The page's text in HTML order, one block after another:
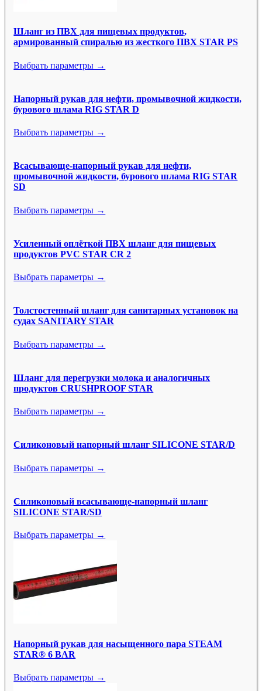
Шланг из ПВХ для пищевых продуктов,
армированный спиралью из жесткого ПВХ STAR PS
Выбрать параметры →
Напорный рукав для нефти, промывочной жидкости,
бурового шлама RIG STAR D
Выбрать параметры →
Всасывающе-напорный рукав для нефти,
промывочной жидкости, бурового шлама RIG STAR
SD
Выбрать параметры →
Усиленный оплёткой ПВХ шланг для пищевых
продуктов PVC STAR CR 2
Выбрать параметры →
Толстостенный шланг для санитарных установок на
судах SANITARY STAR
Выбрать параметры →
Шланг для перегрузки молока и аналогичных
продуктов CRUSHPROOF STAR
Выбрать параметры →
Силиконовый напорный шланг SILICONE STAR/D
Выбрать параметры →
Силиконовый всасывающе-напорный шланг
SILICONE STAR/SD
Выбрать параметры →
Напорный рукав для насыщенного пара STEAM
STAR® 6 BAR
Выбрать параметры →